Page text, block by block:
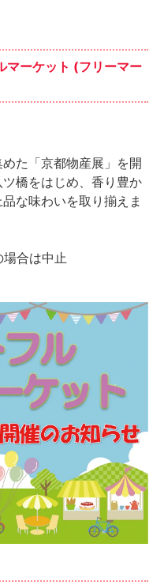
マーケット (フリーマー
た「京都物産展」を開
橋をはじめ、香り豊か
な味わいを取り揃えま
場合は中止